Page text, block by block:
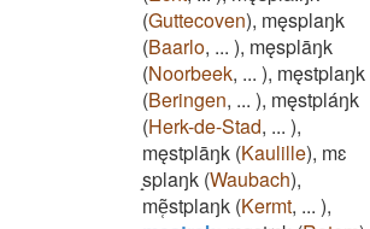
(Guttecoven), męsplaŋk
(Baarlo, ... ), męsplāŋk
(Noorbeek, ... ), męstplaŋk
(Beringen, ... ), męstpláŋk
(Herk-de-Stad, ... ),
męstplāŋk (Kaulille), mɛ
̝splaŋk (Waubach),
mẽ̜stplaŋk (Kermt, ... ),